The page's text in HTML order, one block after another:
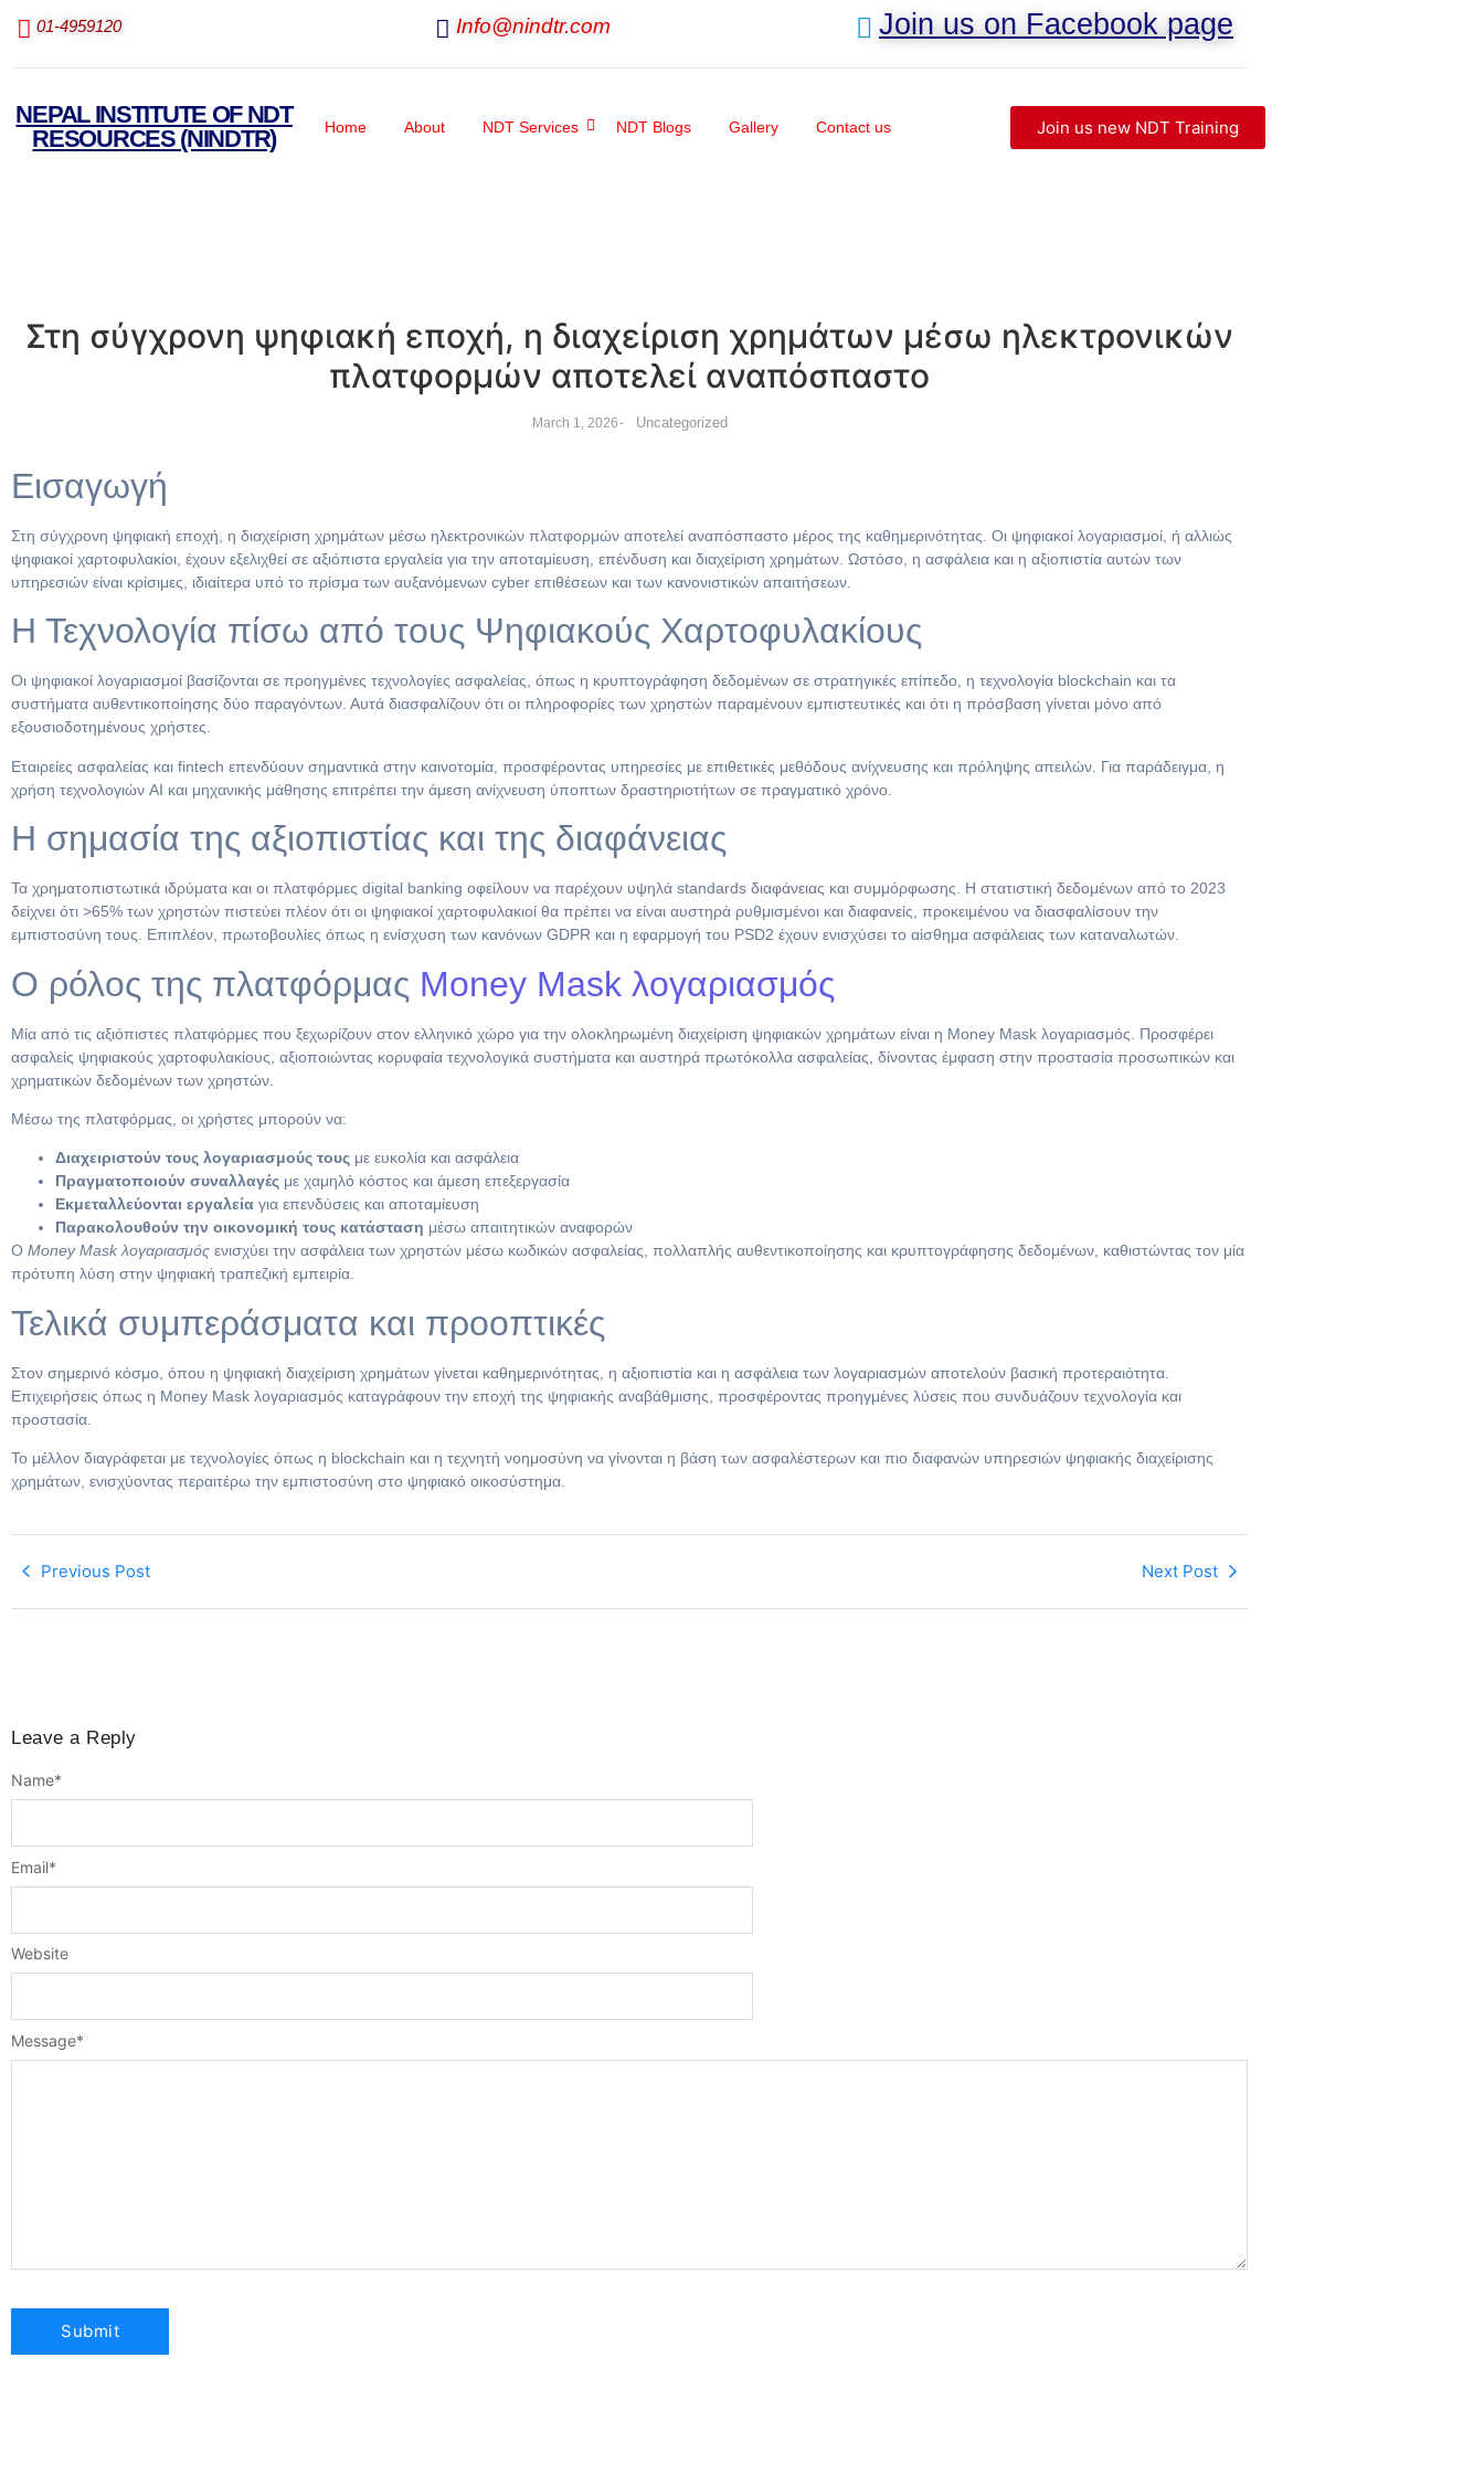
01-4959120 Info@nindtr.com Join us on Facebook page
NEPAL INSTITUTE OF NDT
RESOURCES (NINDTR)
Home About NDT Services NDT Blogs Gallery Contact us Join us new NDT Training
Στη σύγχρονη ψηφιακή εποχή, η διαχείριση χρημάτων μέσω ηλεκτρονικών
πλατφορμών αποτελεί αναπόσπαστο
March 1, 2026- Uncategorized
Εισαγωγή
Στη σύγχρονη ψηφιακή εποχή, η διαχείριση χρημάτων μέσω ηλεκτρονικών πλατφορμών αποτελεί αναπόσπαστο μέρος της καθημερινότητας. Οι ψηφιακοί λογαριασμοί, ή αλλιώς
ψηφιακοί χαρτοφυλακίοι, έχουν εξελιχθεί σε αξιόπιστα εργαλεία για την αποταμίευση, επένδυση και διαχείριση χρημάτων. Ωστόσο, η ασφάλεια και η αξιοπιστία αυτών των
υπηρεσιών είναι κρίσιμες, ιδιαίτερα υπό το πρίσμα των αυξανόμενων cyber επιθέσεων και των κανονιστικών απαιτήσεων.
Η Τεχνολογία πίσω από τους Ψηφιακούς Χαρτοφυλακίους
Οι ψηφιακοί λογαριασμοί βασίζονται σε προηγμένες τεχνολογίες ασφαλείας, όπως η κρυπτογράφηση δεδομένων σε στρατηγικές επίπεδο, η τεχνολογία blockchain και τα
συστήματα αυθεντικοποίησης δύο παραγόντων. Αυτά διασφαλίζουν ότι οι πληροφορίες των χρηστών παραμένουν εμπιστευτικές και ότι η πρόσβαση γίνεται μόνο από
εξουσιοδοτημένους χρήστες.
Εταιρείες ασφαλείας και fintech επενδύουν σημαντικά στην καινοτομία, προσφέροντας υπηρεσίες με επιθετικές μεθόδους ανίχνευσης και πρόληψης απειλών. Για παράδειγμα, η
χρήση τεχνολογιών AI και μηχανικής μάθησης επιτρέπει την άμεση ανίχνευση ύποπτων δραστηριοτήτων σε πραγματικό χρόνο.
Η σημασία της αξιοπιστίας και της διαφάνειας
Τα χρηματοπιστωτικά ιδρύματα και οι πλατφόρμες digital banking οφείλουν να παρέχουν υψηλά standards διαφάνειας και συμμόρφωσης. Η στατιστική δεδομένων από το 2023
δείχνει ότι >65% των χρηστών πιστεύει πλέον ότι οι ψηφιακοί χαρτοφυλακιοί θα πρέπει να είναι αυστηρά ρυθμισμένοι και διαφανείς, προκειμένου να διασφαλίσουν την
εμπιστοσύνη τους. Επιπλέον, πρωτοβουλίες όπως η ενίσχυση των κανόνων GDPR και η εφαρμογή του PSD2 έχουν ενισχύσει το αίσθημα ασφάλειας των καταναλωτών.
Ο ρόλος της πλατφόρμας Money Mask λογαριασμός
Μία από τις αξιόπιστες πλατφόρμες που ξεχωρίζουν στον ελληνικό χώρο για την ολοκληρωμένη διαχείριση ψηφιακών χρημάτων είναι η Money Mask λογαριασμός. Προσφέρει
ασφαλείς ψηφιακούς χαρτοφυλακίους, αξιοποιώντας κορυφαία τεχνολογικά συστήματα και αυστηρά πρωτόκολλα ασφαλείας, δίνοντας έμφαση στην προστασία προσωπικών και
χρηματικών δεδομένων των χρηστών.
Μέσω της πλατφόρμας, οι χρήστες μπορούν να:
Διαχειριστούν τους λογαριασμούς τους με ευκολία και ασφάλεια
Πραγματοποιούν συναλλαγές με χαμηλό κόστος και άμεση επεξεργασία
Εκμεταλλεύονται εργαλεία για επενδύσεις και αποταμίευση
Παρακολουθούν την οικονομική τους κατάσταση μέσω απαιτητικών αναφορών
Ο Money Mask λογαριασμός ενισχύει την ασφάλεια των χρηστών μέσω κωδικών ασφαλείας, πολλαπλής αυθεντικοποίησης και κρυπτογράφησης δεδομένων, καθιστώντας τον μία
πρότυπη λύση στην ψηφιακή τραπεζική εμπειρία.
Τελικά συμπεράσματα και προοπτικές
Στον σημερινό κόσμο, όπου η ψηφιακή διαχείριση χρημάτων γίνεται καθημερινότητας, η αξιοπιστία και η ασφάλεια των λογαριασμών αποτελούν βασική προτεραιότητα.
Επιχειρήσεις όπως η Money Mask λογαριασμός καταγράφουν την εποχή της ψηφιακής αναβάθμισης, προσφέροντας προηγμένες λύσεις που συνδυάζουν τεχνολογία και
προστασία.
Το μέλλον διαγράφεται με τεχνολογίες όπως η blockchain και η τεχνητή νοημοσύνη να γίνονται η βάση των ασφαλέστερων και πιο διαφανών υπηρεσιών ψηφιακής διαχείρισης
χρημάτων, ενισχύοντας περαιτέρω την εμπιστοσύνη στο ψηφιακό οικοσύστημα.
Previous Post Next Post
Leave a Reply
Message*
Name*
Email*
Website